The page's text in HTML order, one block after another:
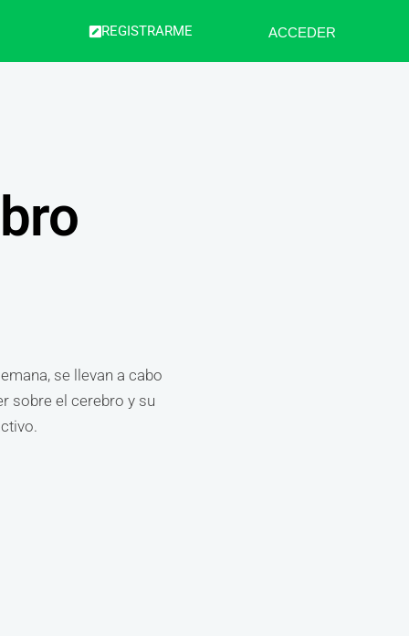
REGISTRARME ACCEDER
se llevan a cabo
sobre el cerebro y su